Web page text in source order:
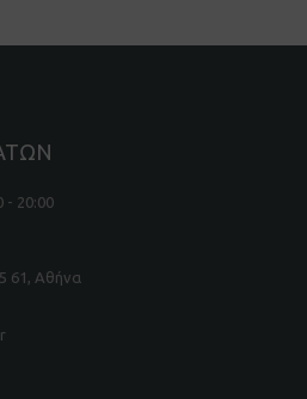
- 20:00
61, Αθήνα